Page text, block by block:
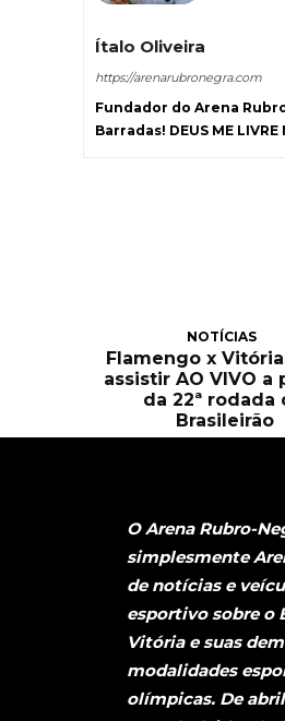
Ítalo Oliveira
https://arenarubronegra.com
Fundador do Arena
Barradas! DEUS ME LIVRE
NOTÍCIAS
Flamengo x
assistir AO VIVO a
da 22ª rodada
Brasileirão
O Arena Rubro-
simplesmente
de notícias e
esportivo sobre o
Vitória e suas
modalidades
olímpicas. De